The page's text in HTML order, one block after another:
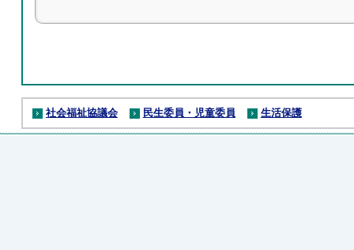
社会福祉協議会 民生委員・児童委員 生活保護